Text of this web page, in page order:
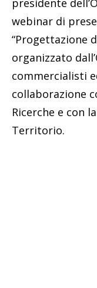
presidente
webinar di
“Progettazione
organizzato
commercialisti
collaborazione
Ricerche e con
Territorio.